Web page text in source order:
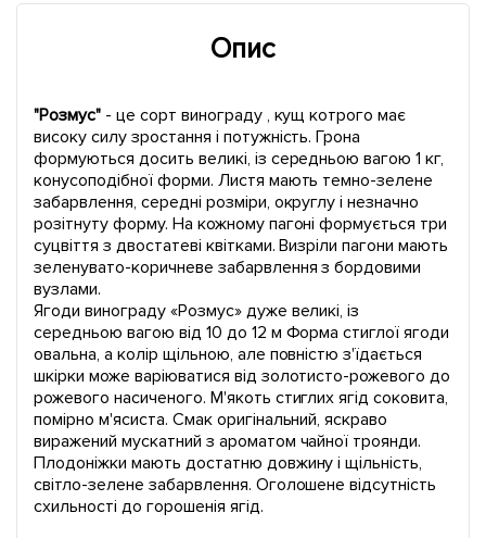
Опис
"Розмус"- це сорт винограду , кущ котрого має
високу силу зростання і потужність. Грона
формуються досить великі, із середньою вагою 1 кг,
конусоподібної форми. Листя мають темно-зелене
забарвлення, середні розміри, округлу і незначно
розітнуту форму. На кожному пагоні формується три
суцвіття з двостатеві квітками. Визріли пагони мають
зеленувато-коричневе забарвлення з бордовими
вузлами.
Ягоди винограду «Розмус» дуже великі, із
середньою вагою від 10 до 12 м Форма стиглої ягоди
овальна, а колір щільною, але повністю з'їдається
шкірки може варіюватися від золотисто-рожевого до
рожевого насиченого. М'якоть стиглих ягід соковита,
помірно м'ясиста. Смак оригінальний, яскраво
виражений мускатний з ароматом чайної троянди.
Плодоніжки мають достатню довжину і щільність,
світло-зелене забарвлення. Оголошене відсутність
схильності до горошенія ягід.